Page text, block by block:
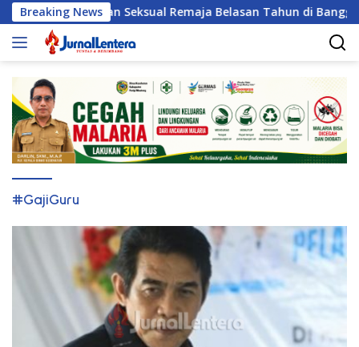
Langsung
ke
konten
Breaking News
Pelecehan Seksual Remaja Belasan Tahun di Banggai
#GajiGuru